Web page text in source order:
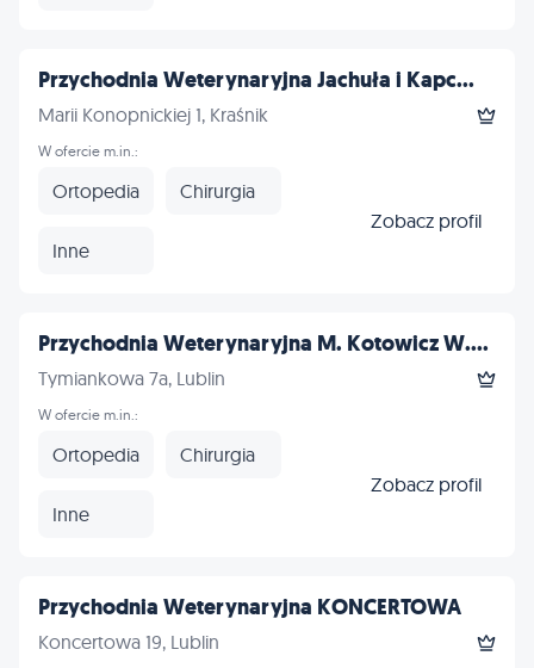
Przychodnia Weterynaryjna Jachuła i Kapc...
Marii Konopnickiej 1, Kraśnik
W ofercie m.in.:
Ortopedia Chirurgia
Inne
Zobacz profil
Przychodnia Weterynaryjna M. Kotowicz W....
Tymiankowa 7a, Lublin
W ofercie m.in.:
Ortopedia Chirurgia
Inne
Zobacz profil
Przychodnia Weterynaryjna KONCERTOWA
Koncertowa 19, Lublin